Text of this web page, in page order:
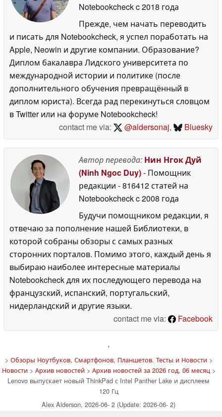
Notebookcheckc 2018 года
Прежде, чем начать переводить
и писать для Notebookcheck, я успел поработать на
Apple, Neowin и другие компании. Образование?
Диплом бакалавра Лидского университета по
международной истории и политике (после
дополнительного обучения превращённый в
диплом юриста). Всегда рад перекинуться словцом
в Twitter или на форуме Notebookcheck!
contact me via:
@aldersonaj, Bluesky
Автор перевода: Нин Нгок Дуй
(Ninh Ngoc Duy)- Помощник
редакции - 816412 статей на
Notebookcheckc 2008 года
Будучи помощником редакции, я
отвечаю за пополнение нашей Библиотеки, в
которой собраны обзоры с самых разных
сторонних порталов. Помимо этого, каждый день я
выбираю наиболее интересные материалы
Notebookcheck для их последующего перевода на
французский, испанский, португальский,
нидерландский и другие языки.
contact me via:
Facebook
'
> Обзоры Ноутбуков, Смартфонов, Планшетов. Тесты и Новости>
Новости> Архив новостей> Архив новостей за 2026 год, 06 месяц >
Lenovo выпускает новый ThinkPad с Intel Panther Lake и дисплеем
120 Гц
Alex Alderson, 2026-06- 2 (Update: 2026-06- 2)